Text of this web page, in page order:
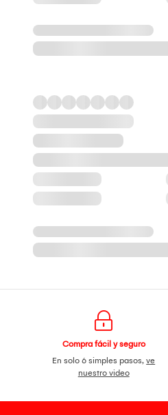
Compra fácil y seguro
En solo 6 simples pasos,ve
nuestro video